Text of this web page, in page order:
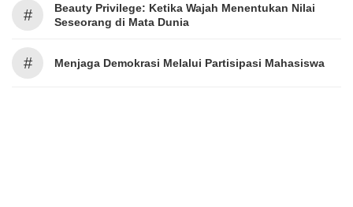
#
Beauty Privilege: Ketika Wajah Menentukan Nilai
Seseorang di Mata Dunia
# Menjaga Demokrasi Melalui Partisipasi Mahasiswa